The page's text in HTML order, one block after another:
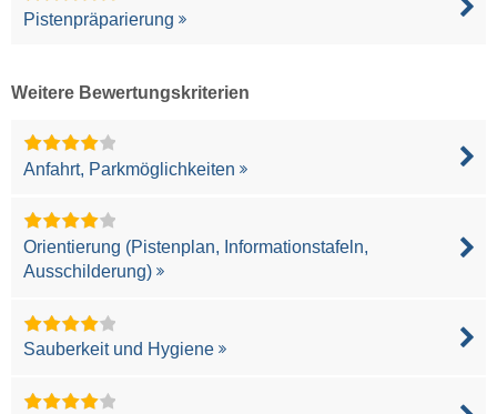
Pistenpräparierung
Weitere Bewertungskriterien
Anfahrt, Parkmöglichkeiten
Orientierung (Pistenplan, Informationstafeln,
Ausschilderung)
Sauberkeit und Hygiene